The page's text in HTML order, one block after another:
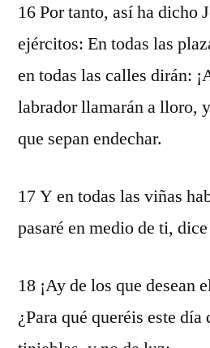
16 Por tanto, así ha dicho
ejércitos: En todas las
en todas las calles dirán:
labrador llamarán a lloro,
que sepan endechar.
17 Y en todas las viñas
pasaré en medio de ti,
18 ¡Ay de los que desean
¿Para qué queréis este día